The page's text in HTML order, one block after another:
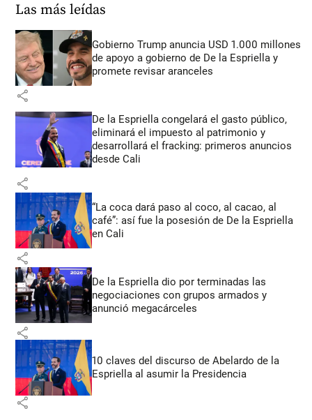
Las más leídas
Gobierno Trump anuncia USD 1.000 millones
de apoyo a gobierno de De la Espriella y
promete revisar aranceles
share
De la Espriella congelará el gasto público,
eliminará el impuesto al patrimonio y
desarrollará el fracking: primeros anuncios
desde Cali
share
“La coca dará paso al coco, al cacao, al
café”: así fue la posesión de De la Espriella
en Cali
share
De la Espriella dio por terminadas las
negociaciones con grupos armados y
anunció megacárceles
share
10 claves del discurso de Abelardo de la
Espriella al asumir la Presidencia
share